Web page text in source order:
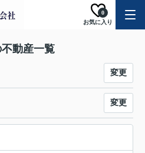
お気に入り
0
動産一覧
変更
変更